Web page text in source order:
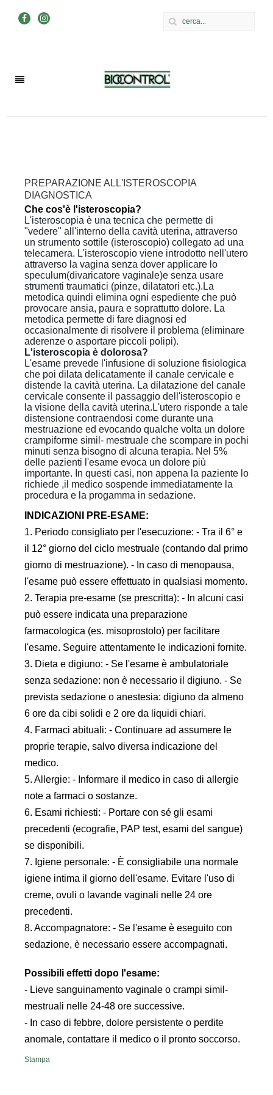
PREPARAZIONE ALL'ISTEROSCOPIA
DIAGNOSTICA
Che cos'è l'isteroscopia?
L'isteroscopia è una tecnica che permette di
"vedere" all'interno della cavità uterina, attraverso
un strumento sottile (isteroscopio) collegato ad una
telecamera. L'isteroscopio viene introdotto nell'utero
attraverso la vagina senza dover applicare lo
speculum(divaricatore vaginale)e senza usare
strumenti traumatici (pinze, dilatatori etc.).La
metodica quindi elimina ogni espediente che può
provocare ansia, paura e soprattutto dolore. La
metodica permette di fare diagnosi ed
occasionalmente di risolvere il problema (eliminare
aderenze o asportare piccoli polipi).
L'isteroscopia è dolorosa?
L'esame prevede l'infusione di soluzione fisiologica
che poi dilata delicatamente il canale cervicale e
distende la cavità uterina. La dilatazione del canale
cervicale consente il passaggio dell'isteroscopio e
la visione della cavità uterina.L'utero risponde a tale
distensione contraendosi come durante una
mestruazione ed evocando qualche volta un dolore
crampiforme simil- mestruale che scompare in pochi
minuti senza bisogno di alcuna terapia. Nel 5%
delle pazienti l'esame evoca un dolore più
importante. In questi casi, non appena la paziente lo
richiede ,il medico sospende immediatamente la
procedura e la progamma in sedazione.
INDICAZIONI PRE-ESAME:
1. Periodo consigliato per l'esecuzione: - Tra il 6° e
il 12° giorno del ciclo mestruale (contando dal primo
giorno di mestruazione). - In caso di menopausa,
l'esame può essere effettuato in qualsiasi momento.
2. Terapia pre-esame (se prescritta): - In alcuni casi
può essere indicata una preparazione
farmacologica (es. misoprostolo) per facilitare
l'esame. Seguire attentamente le indicazioni fornite.
3. Dieta e digiuno: - Se l'esame è ambulatoriale
senza sedazione: non è necessario il digiuno. - Se
prevista sedazione o anestesia: digiuno da almeno
6 ore da cibi solidi e 2 ore da liquidi chiari.
4. Farmaci abituali: - Continuare ad assumere le
proprie terapie, salvo diversa indicazione del
medico.
5. Allergie: - Informare il medico in caso di allergie
note a farmaci o sostanze.
6. Esami richiesti: - Portare con sé gli esami
precedenti (ecografie, PAP test, esami del sangue)
se disponibili.
7. Igiene personale: - È consigliabile una normale
igiene intima il giorno dell'esame. Evitare l'uso di
creme, ovuli o lavande vaginali nelle 24 ore
precedenti.
8. Accompagnatore: - Se l'esame è eseguito con
sedazione, è necessario essere accompagnati.
Possibili effetti dopo l'esame:
- Lieve sanguinamento vaginale o crampi simil-
mestruali nelle 24-48 ore successive.
- In caso di febbre, dolore persistente o perdite
anomale, contattare il medico o il pronto soccorso.
Stampa